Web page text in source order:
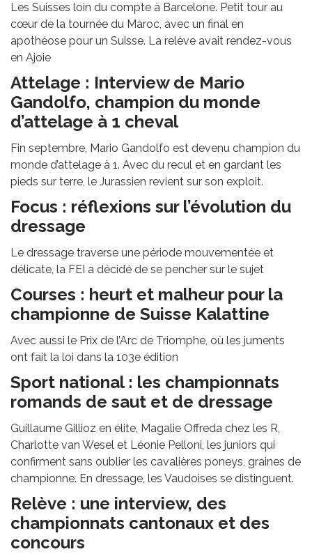
Les Suisses loin du compte à Barcelone. Petit tour au
cœur de la tournée du Maroc, avec un final en
apothéose pour un Suisse. La relève avait rendez-vous
en Ajoie
Attelage : Interview de Mario
Gandolfo, champion du monde
d’attelage à 1 cheval
Fin septembre, Mario Gandolfo est devenu champion du
monde d’attelage à 1. Avec du recul et en gardant les
pieds sur terre, le Jurassien revient sur son exploit.
Focus : réflexions sur l’évolution du
dressage
Le dressage traverse une période mouvementée et
délicate, la FEI a décidé de se pencher sur le sujet
Courses : heurt et malheur pour la
championne de Suisse Kalattine
Avec aussi le Prix de l’Arc de Triomphe, où les juments
ont fait la loi dans la 103e édition
Sport national : les championnats
romands de saut et de dressage
Guillaume Gillioz en élite, Magalie Offreda chez les R,
Charlotte van Wesel et Léonie Pelloni, les juniors qui
confirment sans oublier les cavalières poneys, graines de
championne. En dressage, les Vaudoises se distinguent.
Relève : une interview, des
championnats cantonaux et des
concours